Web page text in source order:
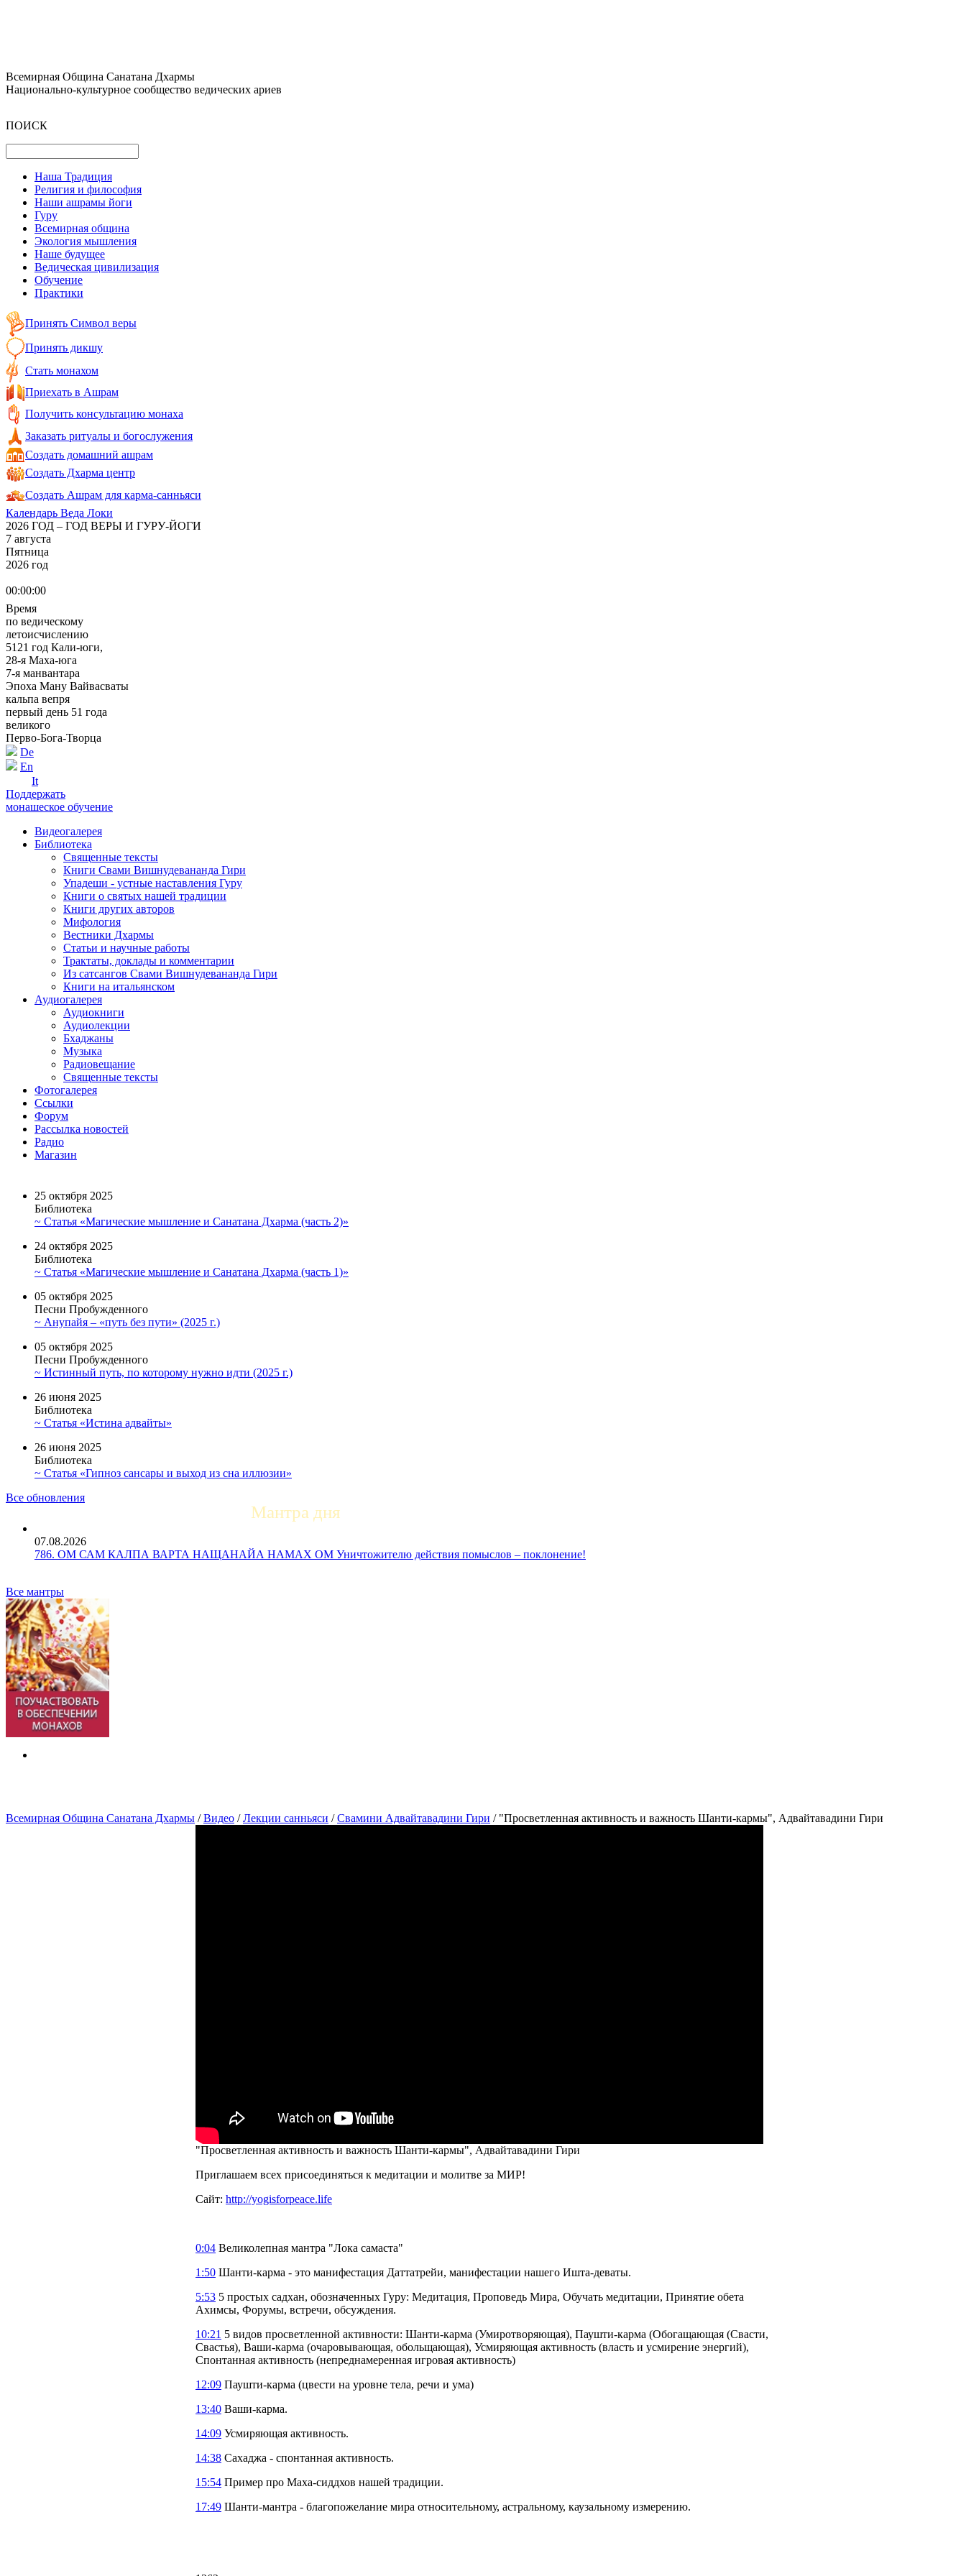
Всемирная Община Санатана Дхармы
Национально-культурное сообщество ведических ариев
ПОИСК
Наша Традиция
Религия и философия
Наши ашрамы йоги
Гуру
Всемирная община
Экология мышления
Наше будущее
Ведическая цивилизация
Обучение
Практики
Принять Символ веры
Принять дикшу
Стать монахом
Приехать в Ашрам
Получить консультацию монаха
Заказать ритуалы и богослужения
Создать домашний ашрам
Создать Дхарма центр
Создать Ашрам для карма-санньяси
Календарь Веда Локи
2026 ГОД – ГОД ВЕРЫ И ГУРУ-ЙОГИ
7 августа
Пятница
2026 год
00:00:00
Время
по ведическому
летоисчислению
5121 год Кали-юги,
28-я Маха-юга
7-я манвантара
Эпоха Ману Вайвасваты
кальпа вепря
первый день 51 года
великого
Перво-Бога-Творца
De
En
It
Поддержать
монашеское обучение
Видеогалерея
Библиотека
Священные тексты
Книги Свами Вишнудевананда Гири
Упадеши - устные наставления Гуру
Книги о святых нашей традиции
Книги других авторов
Мифология
Вестники Дхармы
Статьи и научные работы
Трактаты, доклады и комментарии
Из сатсангов Свами Вишнудевананда Гири
Книги на итальянском
Аудиогалерея
Аудиокниги
Аудиолекции
Бхаджаны
Музыка
Радиовещание
Священные тексты
Фотогалерея
Ссылки
Форум
Рассылка новостей
Радио
Магазин
25 октября 2025
Библиотека
~ Статья «Магические мышление и Санатана Дхарма (часть 2)»
24 октября 2025
Библиотека
~ Статья «Магические мышление и Санатана Дхарма (часть 1)»
05 октября 2025
Песни Пробужденного
~ Анупайя – «путь без пути» (2025 г.)
05 октября 2025
Песни Пробужденного
~ Истинный путь, по которому нужно идти (2025 г.)
26 июня 2025
Библиотека
~ Статья «Истина адвайты»
26 июня 2025
Библиотека
~ Статья «Гипноз сансары и выход из сна иллюзии»
Все обновления
Мантра дня
07.08.2026
786. ОМ САМ КАЛПА ВАРТА НАЩАНАЙА НАМАХ ОМ Уничтожителю действия помыслов – поклонение!
Все мантры
Всемирная Община Санатана Дхармы /Видео /Лекции санньяси /Свамини Адвайтавадини Гири / "Просветленная активность и важность Шанти-кармы", Адвайтавадини Гири
"Просветленная активность и важность Шанти-кармы", Адвайтавадини Гири
Приглашаем всех присоединяться к медитации и молитве за МИР!
Сайт: http://yogisforpeace.life
0:04 Великолепная мантра "Лока самаста"
1:50 Шанти-карма - это манифестация Даттатрейи, манифестации нашего Ишта-деваты.
5:53 5 простых садхан, обозначенных Гуру: Медитация, Проповедь Мира, Обучать медитации, Принятие обета
Ахимсы, Форумы, встречи, обсуждения.
10:21 5 видов просветленной активности: Шанти-карма (Умиротворяющая), Паушти-карма (Обогащающая (Свасти,
Свастья), Ваши-карма (очаровывающая, обольщающая), Усмиряющая активность (власть и усмирение энергий),
Спонтанная активность (непреднамеренная игровая активность)
12:09 Паушти-карма (цвести на уровне тела, речи и ума)
13:40 Ваши-карма.
14:09 Усмиряющая активность.
14:38 Сахаджа - спонтанная активность.
15:54 Пример про Маха-сиддхов нашей традиции.
17:49 Шанти-мантра - благопожелание мира относительному, астральному, каузальному измерению.